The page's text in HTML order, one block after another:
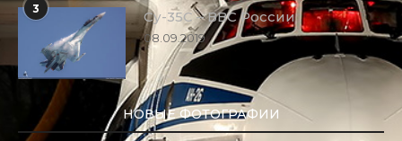
3
Су-35С – ВВС России
08.09.2019
НОВЫЕ ФОТОГРАФИИ